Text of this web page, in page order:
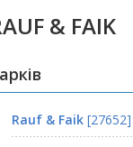
& FAIK
Rauf & Faik